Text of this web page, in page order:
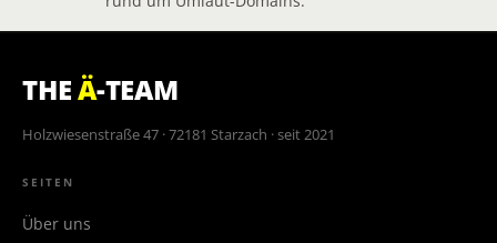
THEÄ-TEAM
Holzwiesenstraße 47 · 72181 Starzach · seit 2021
SEITEN
Über uns